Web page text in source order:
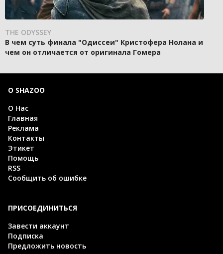
THE ODYSSEY
В чем суть финала "Одиссеи" Кристофера Нолана и
чем он отличается от оригинала Гомера
О SHAZOO
О Нас
Главная
Реклама
Контакты
Этикет
Помощь
RSS
Сообщить об ошибке
ПРИСОЕДИНИТЬСЯ
Завести аккаунт
Подписка
Предложить новость